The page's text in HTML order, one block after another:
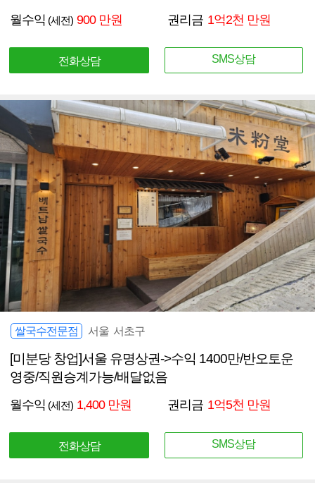
월수익 (세전) 900 만원 권리금 1억2천 만원
전화상담 SMS상담
쌀국수전문점 서울 서초구
[미분당 창업]서울 유명상권->수익 1400만/반오토운
영중/직원승계가능/배달없음
월수익 (세전) 1,400 만원 권리금 1억5천 만원
전화상담 SMS상담